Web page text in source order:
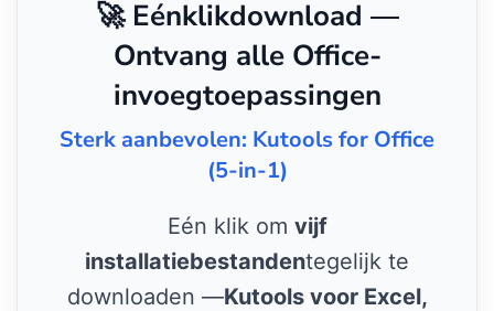
🚀 Eénklikdownload —
Ontvang alle Office-
invoegtoepassingen
Sterk aanbevolen: Kutools for Office
(5-in-1)
Eén klik om vijf
installatiebestandentegelijk te
downloaden —Kutools voor Excel,